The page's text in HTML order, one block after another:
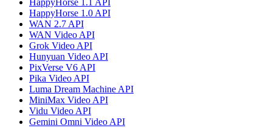
HappyHorse 1.1 API
HappyHorse 1.0 API
WAN 2.7 API
WAN Video API
Grok Video API
Hunyuan Video API
PixVerse V6 API
Pika Video API
Luma Dream Machine API
MiniMax Video API
Vidu Video API
Gemini Omni Video API